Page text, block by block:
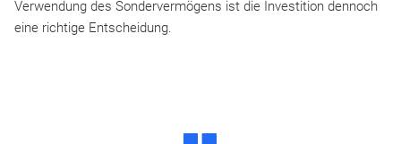
Verwendung des Sondervermögens ist die Investition dennoch
eine richtige Entscheidung.